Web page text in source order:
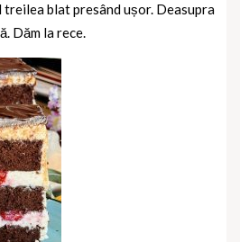
treilea blat presând ușor. Deasupra
Dăm la rece.